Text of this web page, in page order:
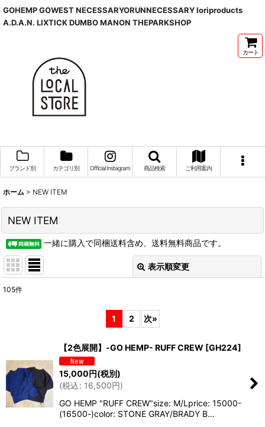
GOHEMP GOWEST NECESSARYORUNNECESSARY Ioriproducts
A.D.A.N. LIXTICK DUMBO MANON THEPARKSHOP
カート
ブランド別 カテゴリ別 Official Instagram 商品検索 ご利用案内
ホーム > NEW ITEM
NEW ITEM
一緒に購入で同梱送料含め、送料無料商品です。
表示順変更
105件
1 2 次»
【2色展開】-GO HEMP- RUFF CREW [GH224]
15,000円(税別)
(税込: 16,500円)
GO HEMP "RUFF CREW"size: M/Lprice: 15000-
(16500-)color: STONE GRAY/BRADY B…